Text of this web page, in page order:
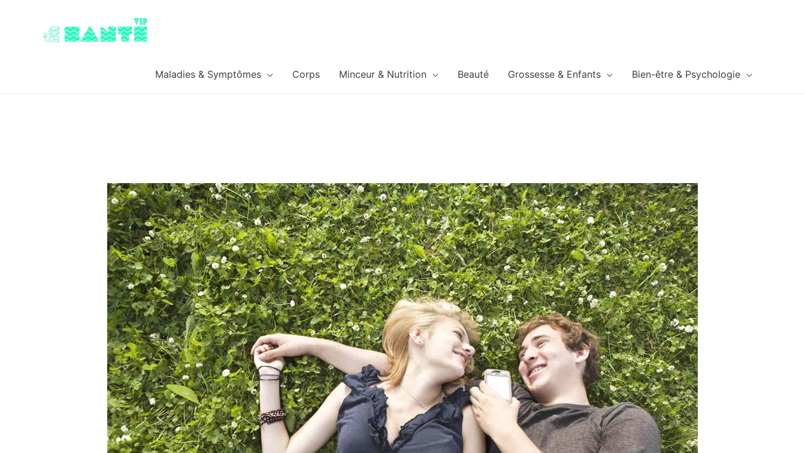
Maladies & Symptômes Corps Minceur & Nutrition Beauté Grossesse & Enfants Bien-être & Psychologie